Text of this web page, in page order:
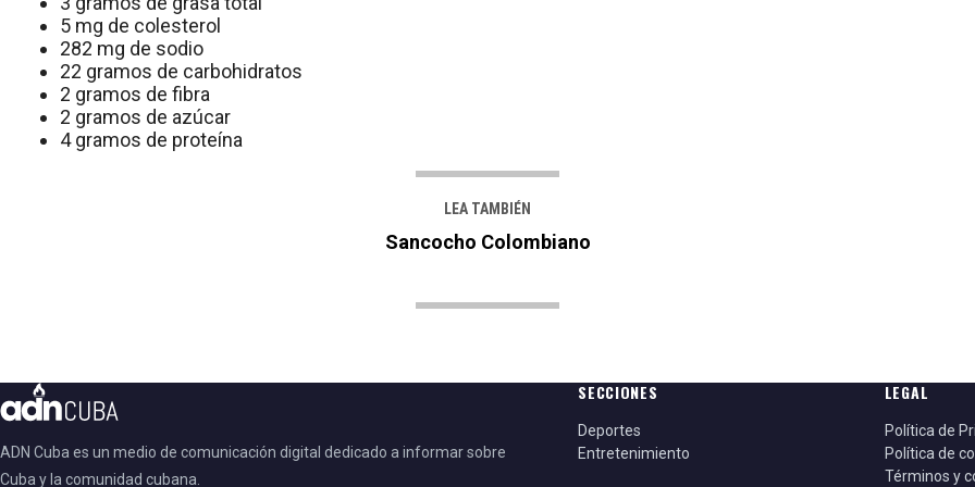
5 mg de colesterol
282 mg de sodio
22 gramos de carbohidratos
2 gramos de fibra
2 gramos de azúcar
4 gramos de proteína
LEA TAMBIÉN
Sancocho Colombiano
ADN Cuba es un medio de comunicación digital dedicado a informar sobre
Cuba y la comunidad cubana.
SECCIONES
Deportes
Entretenimiento
LEGAL
Política de
Política de
Términos y